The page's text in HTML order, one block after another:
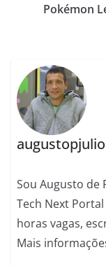
Pokémon
augustopjulio
Sou Augusto de
Tech Next
horas vagas,
Mais